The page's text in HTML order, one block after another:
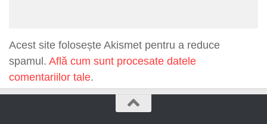
Acest site folosește Akismet pentru a reduce
spamul. Află cum sunt procesate datele
comentariilor tale.